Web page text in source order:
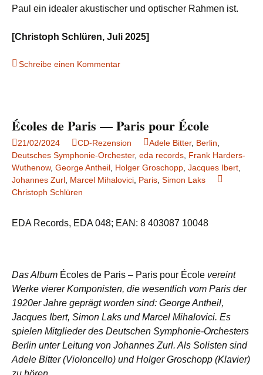
Paul ein idealer akustischer und optischer Rahmen ist.
[Christoph Schlüren, Juli 2025]
Schreibe einen Kommentar
Écoles de Paris — Paris pour École
21/02/2024 CD-Rezension Adele Bitter, Berlin
Deutsches Symphonie-Orchester, eda records Frank Harders-
Wuthenow, George Antheil Holger Groschopp Jacques Ibert
Johannes Zurl Marcel Mihalovici Paris Simon Laks
Christoph Schlüren
EDA Records, EDA 048; EAN: 8 403087 10048
Das Album Écoles de Paris – Paris pour École vereint
Werke vierer Komponisten, die wesentlich vom Paris der
1920er Jahre geprägt worden sind: George Antheil,
Jacques Ibert, Simon Laks und Marcel Mihalovici. Es
spielen Mitglieder des Deutschen Symphonie-Orchesters
Berlin unter Leitung von Johannes Zurl. Als Solisten sind
Adele Bitter (Violoncello) und Holger Groschopp (Klavier)